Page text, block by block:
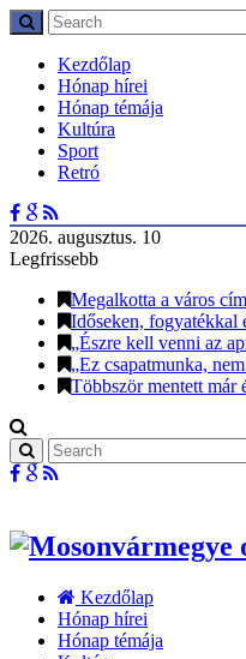
Kezdőlap
Hónap hírei
Hónap témája
Kultúra
Sport
Retró
2026. augusztus. 10
Legfrissebb
Megalkotta a város
Időseken, fogyatékkal
„Észre kell venni az
„Ez csapatmunka,
Többször mentett már
Kezdőlap
Hónap hírei
Hónap témája